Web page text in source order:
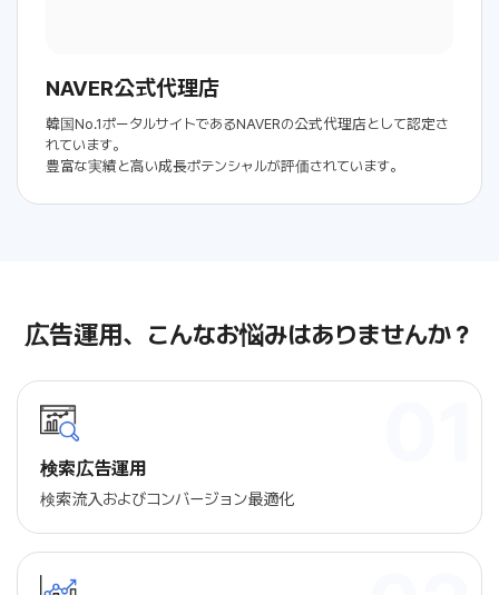
NAVER公式代理店
韓国No.1ポータルサイトであるNAVERの公式代理店として認定さ
れています。
豊富な実績と高い成長ポテンシャルが評価されています。
広告運用、こんなお悩みはありませんか？
検索広告運用
検索流入およびコンバージョン最適化